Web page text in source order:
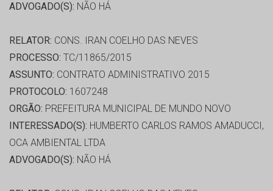
ADVOGADO(S): NÃO HÁ
RELATOR: CONS. IRAN COELHO DAS NEVES
PROCESSO: TC/11865/2015
ASSUNTO: CONTRATO ADMINISTRATIVO 2015
PROTOCOLO: 1607248
ORGÃO: PREFEITURA MUNICIPAL DE MUNDO NOVO
INTERESSADO(S): HUMBERTO CARLOS RAMOS AMADUCCI,
OCA AMBIENTAL LTDA
ADVOGADO(S): NÃO HÁ